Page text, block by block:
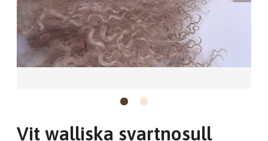
Vit walliska svartnosull